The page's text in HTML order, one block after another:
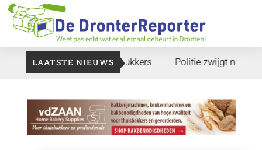
LAATSTE NIEUWS
Voedselbank zoekt plukkers Politie zwijgt nog over